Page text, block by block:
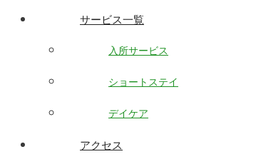
サービス一覧
入所サービス
ショートステイ
デイケア
アクセス